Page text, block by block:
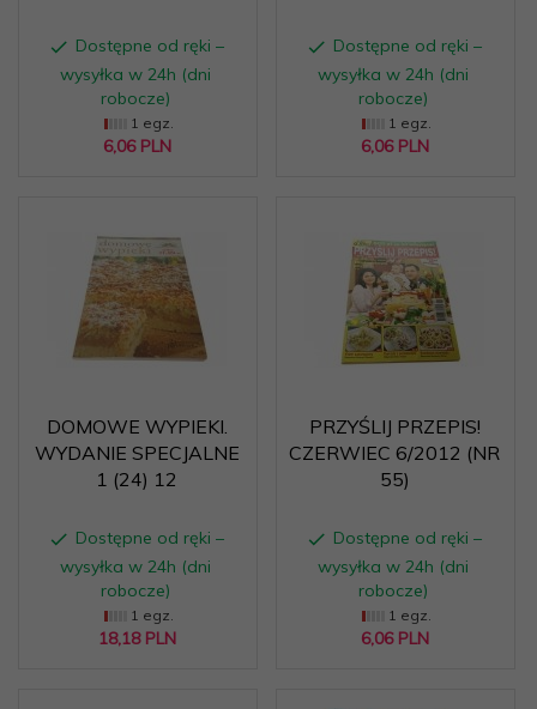
Dostępne od ręki –
wysyłka w 24h (dni
robocze)
1 egz.
6,06 PLN
Dostępne od ręki –
wysyłka w 24h (dni
robocze)
1 egz.
6,06 PLN
DOMOWE WYPIEKI.
WYDANIE SPECJALNE
1 (24) 12
Dostępne od ręki –
wysyłka w 24h (dni
robocze)
1 egz.
18,18 PLN
PRZYŚLIJ PRZEPIS!
CZERWIEC 6/2012 (NR
55)
Dostępne od ręki –
wysyłka w 24h (dni
robocze)
1 egz.
6,06 PLN